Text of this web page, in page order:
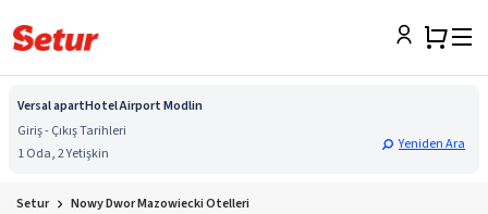
Versal apartHotel Airport Modlin
Giriş - Çıkış Tarihleri
1 Oda, 2 Yetişkin
Yeniden Ara
Setur Nowy Dwor Mazowiecki Otelleri